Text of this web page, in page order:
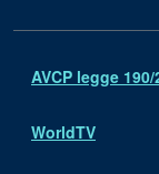
AVCP legge 190/
WorldTV